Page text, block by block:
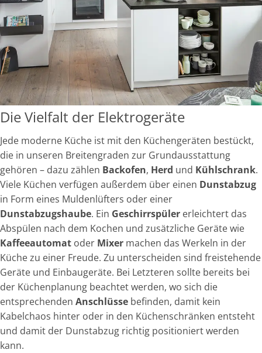
Die Vielfalt der Elektrogeräte
Jede moderne Küche ist mit den Küchengeräten bestückt,
die in unseren Breitengraden zur Grundausstattung
gehören – dazu zählen Backofen, Herd und Kühlschrank.
Viele Küchen verfügen außerdem über einen Dunstabzug
in Form eines Muldenlüfters oder einer
Dunstabzugshaube. Ein Geschirrspüler erleichtert das
Abspülen nach dem Kochen und zusätzliche Geräte wie
Kaffeeautomat oder Mixer machen das Werkeln in der
Küche zu einer Freude. Zu unterscheiden sind freistehende
Geräte und Einbaugeräte. Bei Letzteren sollte bereits bei
der Küchenplanung beachtet werden, wo sich die
entsprechenden Anschlüsse befinden, damit kein
Kabelchaos hinter oder in den Küchenschränken entsteht
und damit der Dunstabzug richtig positioniert werden
kann.